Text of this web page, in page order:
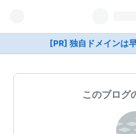
[PR] 独自ドメインは
このブログ